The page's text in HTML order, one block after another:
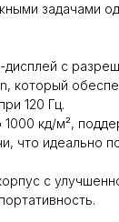
задачами
с
который
120 Гц.
кд/м²,
что идеально
с